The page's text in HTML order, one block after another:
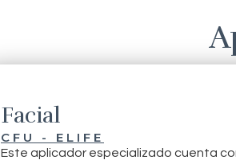
Facial
CFU - ELIFE
Este aplicador especializado cuenta